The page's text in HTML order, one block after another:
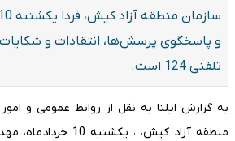
و پاسخگوی پرسش‌ها، انتقادات و
تلفنی 124 است.
به گزارش ایلنا به نقل از روابط عمومی و
منطقه آزاد کیش، ،